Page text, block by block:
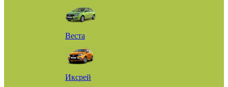
Веста
Иксрей